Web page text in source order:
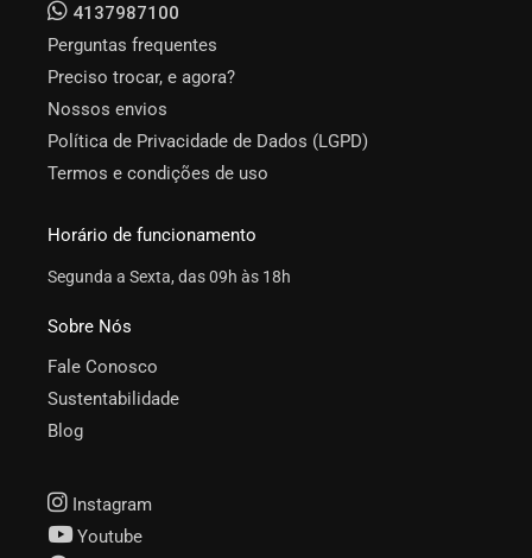
4137987100
Perguntas frequentes
Preciso trocar, e agora?
Nossos envios
Política de Privacidade de Dados (LGPD)
Termos e condições de uso
Horário de funcionamento
Segunda a Sexta, das 09h às 18h
Sobre Nós
Fale Conosco
Sustentabilidade
Blog
Instagram
Youtube